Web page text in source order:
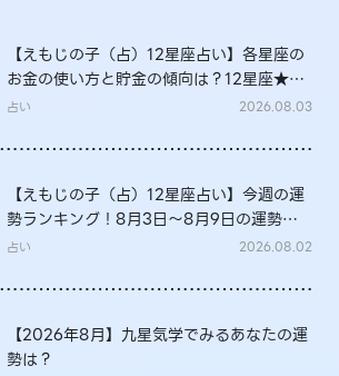
【えもじの子（占）12星座占い】各星座の
お金の使い方と貯金の傾向は？12星座★徹
底解説
占い 2026.08.03
【えもじの子（占）12星座占い】今週の運
勢ランキング！8月3日～8月9日の運勢
は？
占い 2026.08.02
【2026年8月】九星気学でみるあなたの運
勢は？